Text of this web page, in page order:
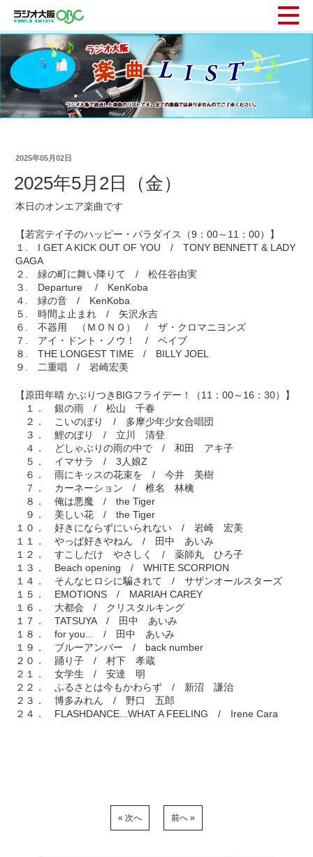
2025年05月02日
2025年5月2日（金）
本日のオンエア楽曲です
【若宮テイ子のハッピー・パラダイス（9：00～11：00）】
１. I GET A KICK OUT OF YOU / TONY BENNETT & LADY
GAGA
２. 緑の町に舞い降りて / 松任谷由実
３. Departure / KenKoba
４. 緑の音 / KenKoba
５. 時間よ止まれ / 矢沢永吉
６. 不器用 （ＭＯＮＯ） / ザ・クロマニヨンズ
７. アイ・ドント・ノウ！ / ベイブ
８. THE LONGEST TIME / BILLY JOEL
９. 二重唱 / 岩崎宏美
【原田年晴 かぶりつきBIGフライデー！（11：00～16：30）】
１． 銀の雨 / 松山 千春
２． こいのぼり / 多摩少年少女合唱団
３． 鯉のぼり / 立川 清登
４． どしゃぶりの雨の中で / 和田 アキ子
５． イマサラ / 3人娘Z
６． 雨にキッスの花束を / 今井 美樹
７． カーネーション / 椎名 林檎
８． 俺は悪魔 / the Tiger
９． 美しい花 / the Tiger
１０． 好きにならずにいられない / 岩崎 宏美
１１． やっぱ好きやねん / 田中 あいみ
１２． すこしだけ やさしく / 薬師丸 ひろ子
１３． Beach opening / WHITE SCORPION
１４． そんなヒロシに騙されて / サザンオールスターズ
１５． EMOTIONS / MARIAH CAREY
１６． 大都会 / クリスタルキング
１７． TATSUYA / 田中 あいみ
１８． for you... / 田中 あいみ
１９． ブルーアンバー / back number
２０． 踊り子 / 村下 孝蔵
２１． 女学生 / 安達 明
２２． ふるさとは今もかわらず / 新沼 謙治
２３． 博多みれん / 野口 五郎
２４． FLASHDANCE...WHAT A FEELING / Irene Cara
« 次へ 前へ »